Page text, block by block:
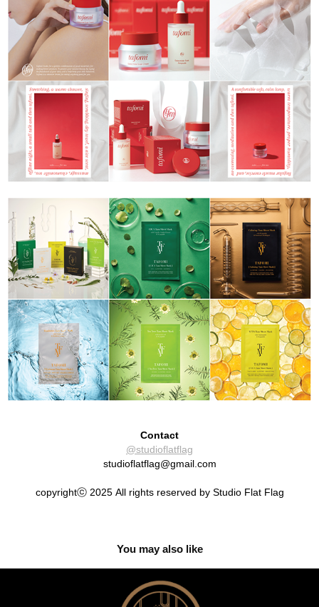
Contact
@studioflatflag
studioflatflag@gmail.com
copyrightⓒ 2025 All rights reserved by Studio Flat Flag
You may also like